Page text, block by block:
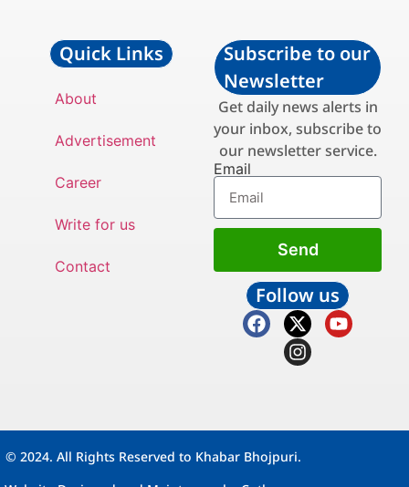
Quick Links
About
Advertisement
Career
Write for us
Contact
Subscribe to our
Newsletter
Get daily news alerts in
your inbox, subscribe to
our newsletter service.
Email
Send
Follow us
© 2024. All Rights Reserved to Khabar Bhojpuri.